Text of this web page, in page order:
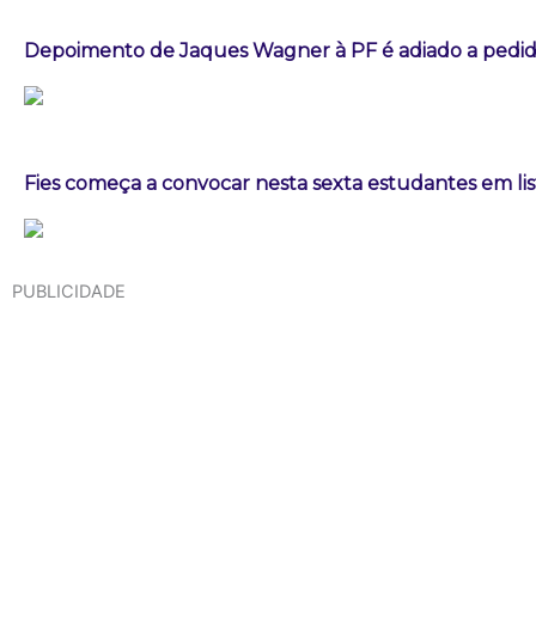
Depoimento de Jaques Wagner à PF é adiado a
Fies começa a convocar nesta sexta estudantes em
PUBLICIDADE